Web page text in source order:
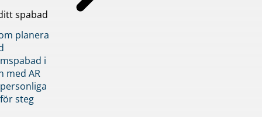
spabad
planera
i
med AR
steg